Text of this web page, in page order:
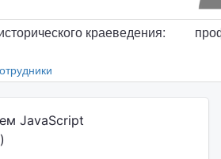
краеведения:
JavaScript